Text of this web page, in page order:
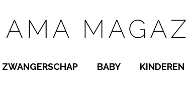
ZWANGERSCHAP BABY KINDEREN